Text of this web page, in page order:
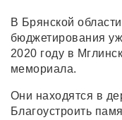
В Брянской
бюджетирования
2020 году в
мемориала.
Они находятся в
Благоустроить